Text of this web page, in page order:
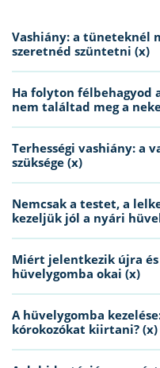
Vashiány: a tüneteknél
szeretnéd szüntetni (x)
Ha folyton félbehagyod
nem találtad meg a
Terhességi vashiány: a
szüksége (x)
Nemcsak a testet, a
kezeljük jól a nyári
Miért jelentkezik újra és
hüvelygomba okai (x)
A hüvelygomba
kórokozókat kiirtani? (x)